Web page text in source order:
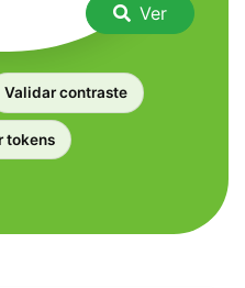
Ver
Validar contraste
tokens